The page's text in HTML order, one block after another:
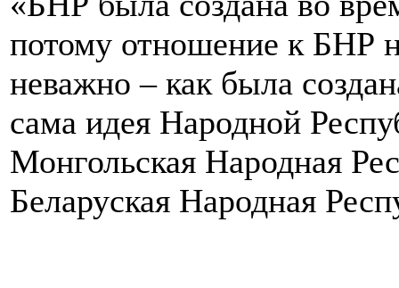
потому отношение к БНР
неважно – как была
сама идея Народной
Монгольская Народная
Беларуская Народная